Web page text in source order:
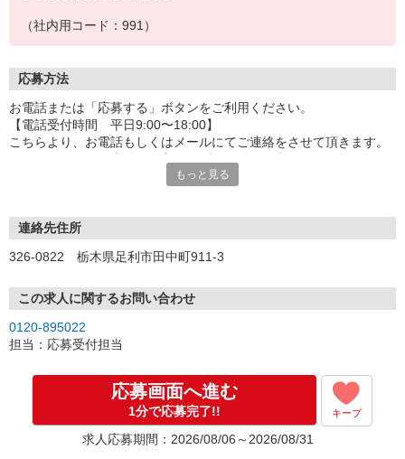
（社内用コード：991）
応募方法
お電話または「応募する」ボタンをご利用ください。
【電話受付時間 平日9:00〜18:00】
こちらより、お電話もしくはメールにてご連絡をさせて頂きます。
です。
支店への来社は不要！登録時にあなたの希望をお伝えいただけれ
ば、
コーディネーターがピッタリのお仕事を厳選してご紹介いたしま
※詳細はお仕事のご紹介時にお伝えします。
もっと見る
連絡先住所
326-0822 栃木県足利市田中町911-3
この求人に関するお問い合わせ
0120-895022
担当：応募受付担当
応募画面へ進む
1分で応募完了!! キープ
求人応募期間：2026/08/06～2026/08/31